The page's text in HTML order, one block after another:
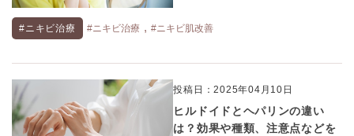
#ニキビ治療 #ニキビ治療 , #ニキビ肌改善
投稿日：2025年04月10日
ヒルドイドとヘパリンの違い
は？効果や種類、注意点などを